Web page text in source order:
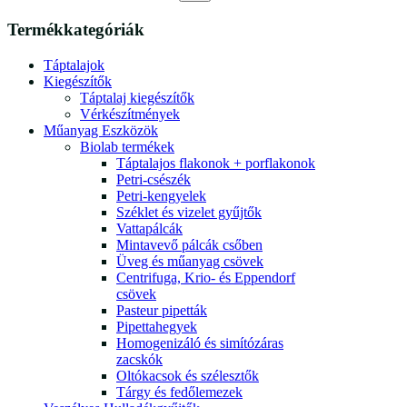
Termékkategóriák
Táptalajok
Kiegészítők
Táptalaj kiegészítők
Vérkészítmények
Műanyag Eszközök
Biolab termékek
Táptalajos flakonok + porflakonok
Petri-csészék
Petri-kengyelek
Széklet és vizelet gyűjtők
Vattapálcák
Mintavevő pálcák csőben
Üveg és műanyag csövek
Centrifuga, Krio- és Eppendorf
csövek
Pasteur pipetták
Pipettahegyek
Homogenizáló és simítózáras
zacskók
Oltókacsok és szélesztők
Tárgy és fedőlemezek